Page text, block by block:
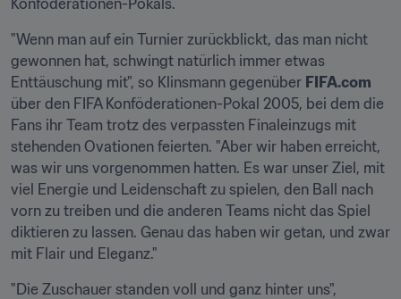
Konföderationen-Pokals.
"Wenn man auf ein Turnier zurückblickt, das man nicht
gewonnen hat, schwingt natürlich immer etwas
Enttäuschung mit", so Klinsmann gegenüber FIFA.com
über den FIFA Konföderationen-Pokal 2005, bei dem die
Fans ihr Team trotz des verpassten Finaleinzugs mit
stehenden Ovationen feierten. "Aber wir haben erreicht,
was wir uns vorgenommen hatten. Es war unser Ziel, mit
viel Energie und Leidenschaft zu spielen, den Ball nach
vorn zu treiben und die anderen Teams nicht das Spiel
diktieren zu lassen. Genau das haben wir getan, und zwar
mit Flair und Eleganz."
"Die Zuschauer standen voll und ganz hinter uns",